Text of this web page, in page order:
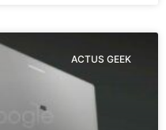
ACTUS GEEK